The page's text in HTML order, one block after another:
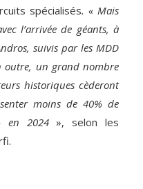
spécialisés. « Mais
l’arrivée de géants, à
suivis par les MDD
outre, un grand nombre
historiques cèderont
moins de 40% de
en 2024», selon les